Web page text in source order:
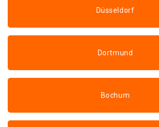
Düsseldorf
Dortmund
Bochum